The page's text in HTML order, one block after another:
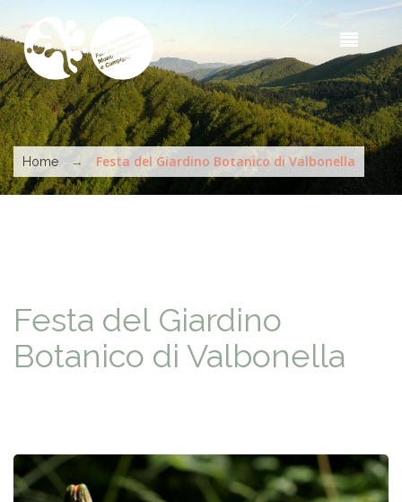
Tu sei qui
Home → Festa del Giardino Botanico di Valbonella
Festa del Giardino
Botanico di Valbonella